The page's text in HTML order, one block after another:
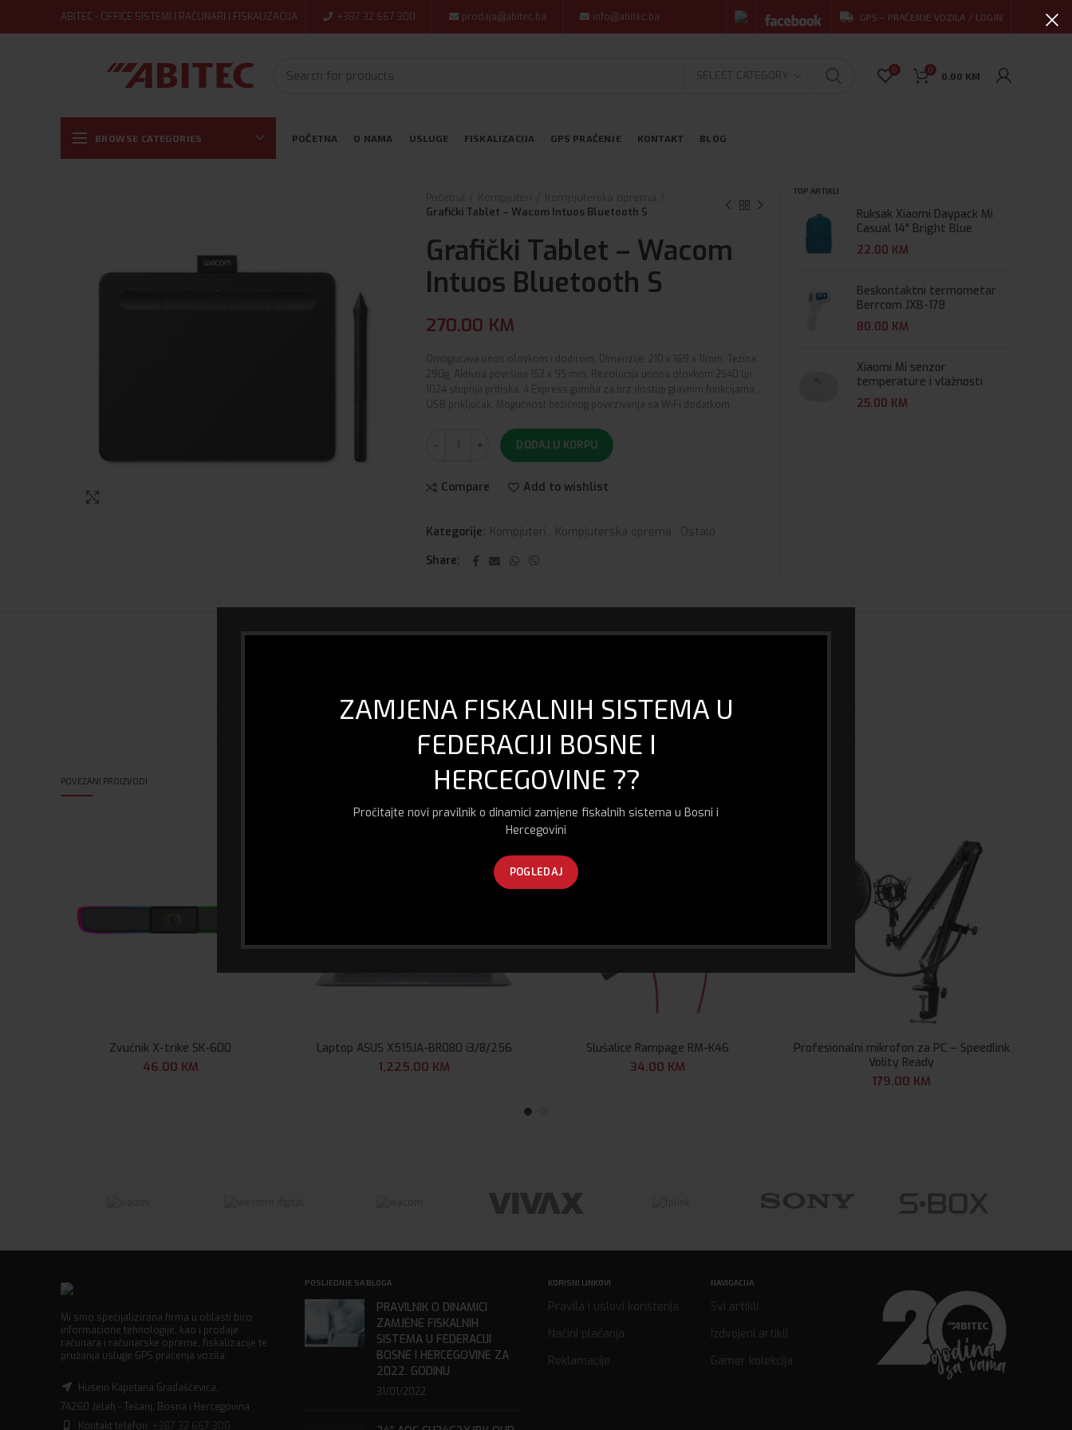
ZAMJENA FISKALNIH SISTEMA U
FEDERACIJI BOSNE I
HERCEGOVINE ??
Pročitajte novi pravilnik o dinamici zamjene fiskalnih sistema u Bosni i
Hercegovini
POGLEDAJ
ABITEC - OFFICE SISTEMI | RAČUNARI | FISKALIZACIJA +387 32 667 300 prodaja@abitec.ba info@abitec.ba GPS – PRAĆENJE VOZILA / LOGIN
SELECT CATEGORY 0 0
0.00 KM
BROWSE CATEGORIES POČETNA O NAMA USLUGE FISKALIZACIJA GPS PRAĆENJE KONTAKT BLOG
Grafički Tablet – Wacom Intuos Bluetooth S
Grafički Tablet – Wacom
Intuos Bluetooth S
270.00 KM
Omogucava unos olovkom i dodirom, DImenzije: 210 x 169 x 11mm, Težina:
290g, Aktivna površina 152 x 95 mm, Rezolucija unosa olovkom 2540 lpi,
1024 stupnja pritiska, 4 Express gumba za brz dostup glavnim funkcijama,
USB priključak, Mogučnost bežičnog povezivanja sa WiFi dodatkom
DODAJ U KORPU
Compare Add to wishlist
Kategorije: Kompjuteri , Kompjuterska oprema , Ostalo
Share
TOP ARTIKLI
Ruksak Xiaomi Daypack Mi
Casual 14" Bright Blue
22.00 KM
Beskontaktni termometar
Berrcom JXB-178
80.00 KM
Xiaomi Mi senzor
temperature i vlažnosti
25.00 KM
POVEZANI PROIZVODI
Zvučnik X-trike SK-600
46.00 KM
Laptop ASUS X515JA-BR080 i3/8/256
1,225.00 KM
Slušalice Rampage RM-K46
34.00 KM
Profesionalni mikrofon za PC – Speedlink
Volity Ready
179.00 KM
Mi smo specijalizirana firma u oblasti biro
informacione tehnologije, kao i prodaje
računara i računarske opreme, fiskalizacije te
pružanja usluge GPS praćenja vozila.
Husein Kapetana Gradaščevića,
74260 Jelah - Tešanj, Bosna i Hercegovina
Kontakt telefon: +387 32 667 300
POSLJEDNJE SA BLOGA
PRAVILNIK O DINAMICI
ZAMJENE FISKALNIH
SISTEMA U FEDERACIJI
BOSNE I HERCEGOVINE ZA
2022. GODINU
31/01/2022
KORISNI LINKOVI
Pravila i uslovi korištenja
Načini plaćanja
Reklamacije
NAVIGACIJA
Svi artikli
Izdvojeni artikli
Gamer kolekcija